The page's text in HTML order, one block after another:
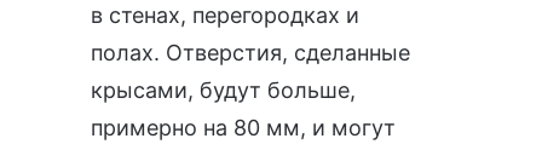
в стенах, перегородках и
полах. Отверстия, сделанные
крысами, будут больше,
примерно на 80 мм, и могут